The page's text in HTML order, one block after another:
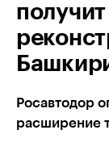
Росавтодор
расширение